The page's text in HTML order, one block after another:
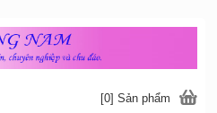
[0] Sản phẩm